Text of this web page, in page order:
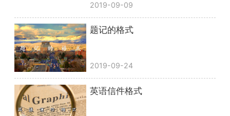
2019-09-09
题记的格式
2019-09-24
英语信件格式